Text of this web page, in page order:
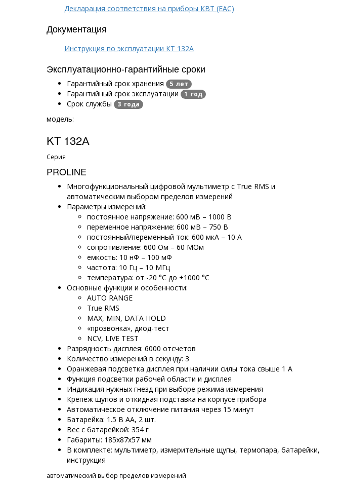
Декларация соответствия на приборы КВТ (EAC)
Документация
Инструкция по эксплуатации КT 132А
Эксплуатационно-гарантийные сроки
Гарантийный срок хранения 5 лет
Гарантийный срок эксплуатации 1 год
Срок службы 3 года
модель:
KT 132А
Серия
PROLINE
Многофункциональный цифровой мультиметр с True RMS и
автоматическим выбором пределов измерений
Параметры измерений:
постоянное напряжение: 600 мВ – 1000 В
переменное напряжение: 600 мВ – 750 В
постоянный/переменный ток: 600 мкА – 10 А
сопротивление: 600 Ом – 60 МOм
емкость: 10 нФ – 100 мФ
частота: 10 Гц – 10 МГц
температура: от -20 °С до +1000 °С
Основные функции и особенности:
AUTO RANGE
True RMS
MAX, MIN, DATA HOLD
«прозвонка», диод-тест
NCV, LIVE TEST
Разрядность дисплея: 6000 отсчетов
Количество измерений в секунду: 3
Оранжевая подсветка дисплея при наличии силы тока свыше 1 А
Функция подсветки рабочей области и дисплея
Индикация нужных гнезд при выборе режима измерения
Крепеж щупов и откидная подставка на корпусе прибора
Автоматическое отключение питания через 15 минут
Батарейка: 1.5 В АА, 2 шт.
Вес с батарейкой: 354 г
Габариты: 185х87х57 мм
В комплекте: мультиметр, измерительные щупы, термопара, батарейки,
инструкция
автоматический выбор пределов измерений